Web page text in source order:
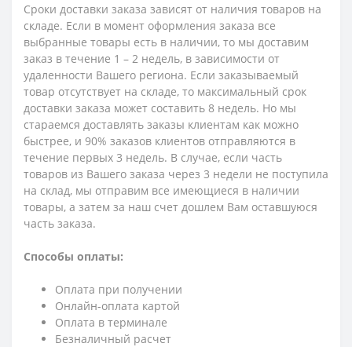
Сроки доставки заказа зависят от наличия товаров на
складе. Если в момент оформления заказа все
выбранные товары есть в наличии, то мы доставим
заказ в течение 1 – 2 недель, в зависимости от
удаленности Вашего региона. Если заказываемый
товар отсутствует на складе, то максимальный срок
доставки заказа может составить 8 недель. Но мы
стараемся доставлять заказы клиентам как можно
быстрее, и 90% заказов клиентов отправляются в
течение первых 3 недель. В случае, если часть
товаров из Вашего заказа через 3 недели не поступила
на склад, мы отправим все имеющиеся в наличии
товары, а затем за наш счет дошлем Вам оставшуюся
часть заказа.
Способы оплаты:
Оплата при получении
Онлайн-оплата картой
Оплата в терминале
Безналичный расчет